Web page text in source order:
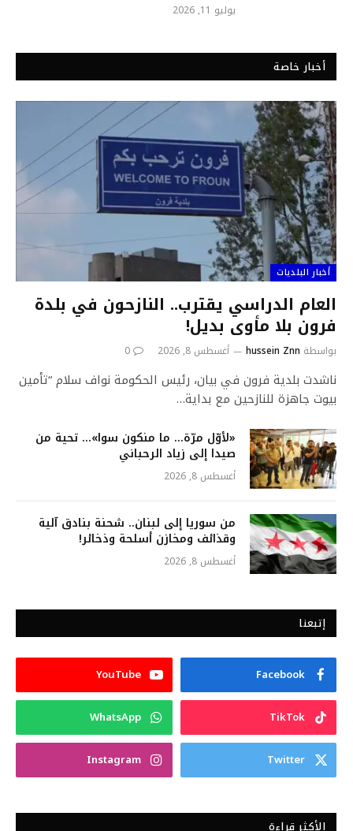
يوليو 11, 2026
أخبار خاصة
أخبار البلديات
العام الدراسي يقترب.. النازحون في بلدة
فرون بلا مأوى بديل!
بواسطة hussein Znn أغسطس 8, 2026 0
ناشدت بلدية فرون في بيان، رئيس الحكومة نواف سلام “تأمين
بيوت جاهزة للنازحين مع بداية…
«لأوّل مرّة… ما منكون سوا»… تحية من
صيدا إلى زياد الرحباني
أغسطس 8, 2026
من سوريا إلى لبنان.. شحنة بنادق آلية
وقذائف ومخازن أسلحة وذخائر!
أغسطس 8, 2026
إتبعنا
Facebook
YouTube
TikTok
WhatsApp
Twitter
Instagram
الأكثر قراءة